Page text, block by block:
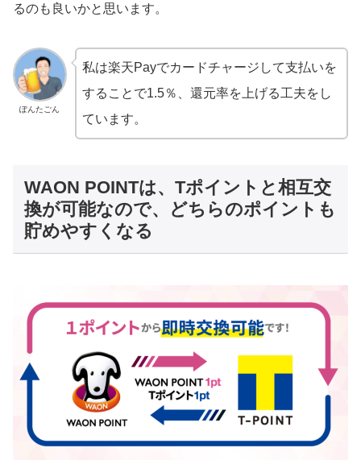
るのも良いかと思います。
ぽんたごん
私は楽天Payでカードチャージして支払いを
することで1.5％、還元率を上げる工夫をし
ています。
WAON POINTは、Tポイントと相互交
換が可能なので、どちらのポイントも
貯めやすくなる